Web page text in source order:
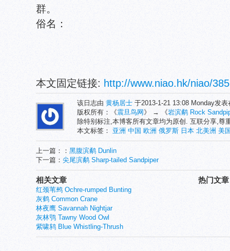
群。
俗名：
本文固定链接: http://www.niao.hk/niao/
该日志由 黄杨居士 于2013-1-21 13:08 Monday发
版权所有：《震旦鸟网 》 → 《岩滨鹬 Rock
除特别标注,本博客所有文章均为原创. 互联分享,尊
本文标签： 亚洲 中国 欧洲 俄罗斯 日本 北美洲 美
上一篇：： 黑腹滨鹬 Dunlin
下一篇： 尖尾滨鹬 Sharp-tailed Sandpiper
热门文章
相关文章
红颈苇鹀 Ochre-rumped Bunting
灰鹤 Common Crane
林夜鹰 Savannah Nightjar
灰林鸮 Tawny Wood Owl
紫啸鸫 Blue Whistling-Thrush